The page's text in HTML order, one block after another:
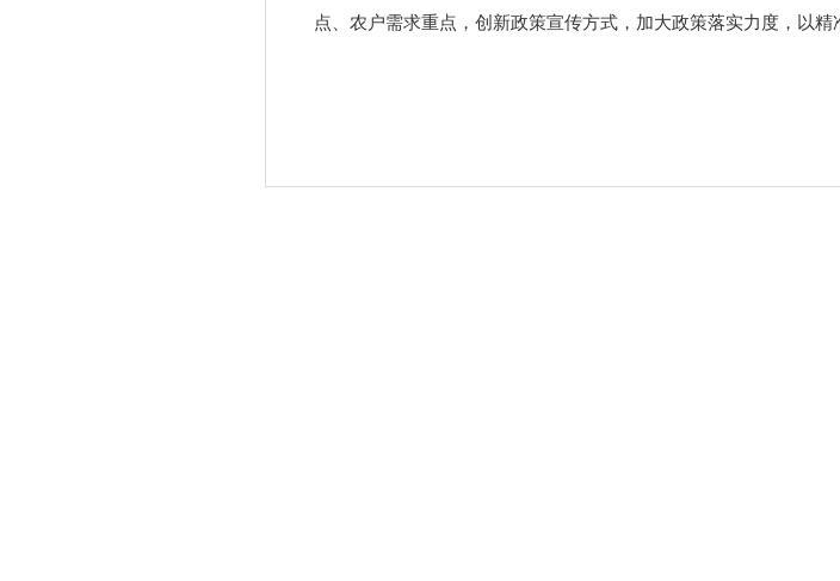
点、农户需求重点，创新政策宣传方式，加大政策落实力度，以精